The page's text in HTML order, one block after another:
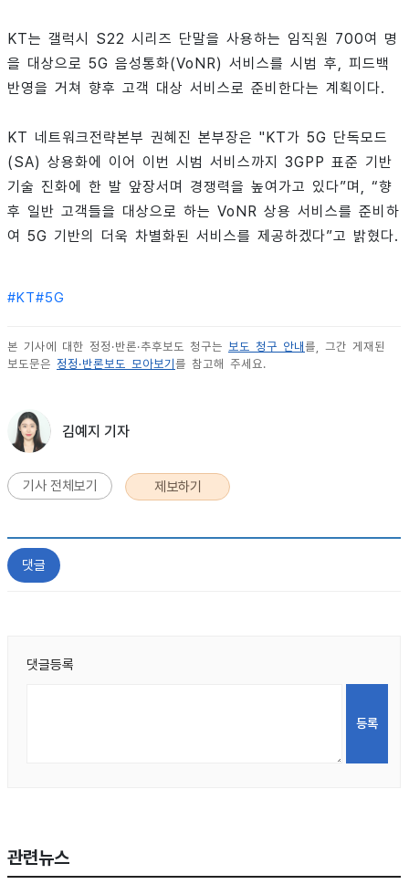
KT는 갤럭시 S22 시리즈 단말을 사용하는 임직원 700여 명
을 대상으로 5G 음성통화(VoNR) 서비스를 시범 후, 피드백
반영을 거쳐 향후 고객 대상 서비스로 준비한다는 계획이다.
KT 네트워크전략본부 권혜진 본부장은 "KT가 5G 단독모드
(SA) 상용화에 이어 이번 시범 서비스까지 3GPP 표준 기반
기술 진화에 한 발 앞장서며 경쟁력을 높여가고 있다”며, “향
후 일반 고객들을 대상으로 하는 VoNR 상용 서비스를 준비하
여 5G 기반의 더욱 차별화된 서비스를 제공하겠다”고 밝혔다.
#KT#5G
본 기사에 대한 정정·반론·추후보도 청구는 보도 청구 안내 를, 그간 게재된
보도문은 정정·반론보도 모아보기 를 참고해 주세요.
김예지 기자
기사 전체보기 제보하기
댓글
댓글등록
관련뉴스